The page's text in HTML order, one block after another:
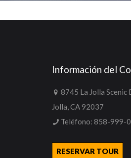
Información del
8745 La Jolla Scenic
Jolla, CA 92037
Teléfono: 858-999-
RESERVAR TOUR